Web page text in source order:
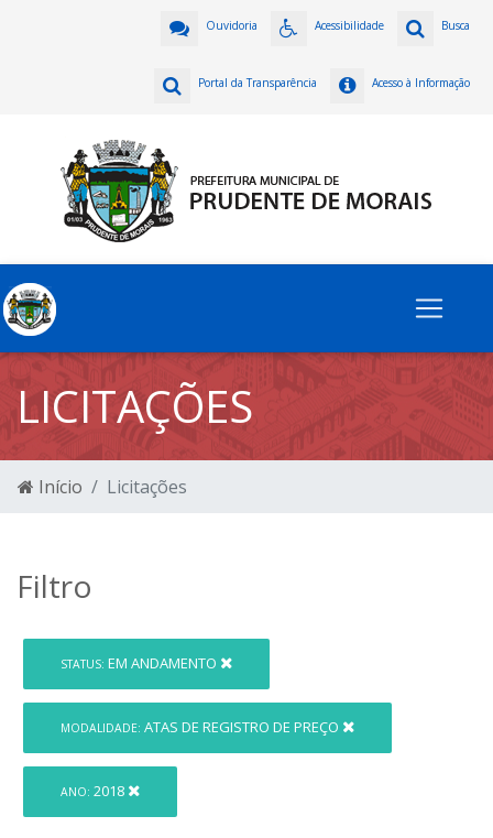
Busca
Acessibilidade
Ouvidoria
Acesso à Informação
Portal da Transparência
LICITAÇÕES
Início Licitações
Filtro
STATUS: EM ANDAMENTO
MODALIDADE: ATAS DE REGISTRO DE PREÇO
ANO: 2018